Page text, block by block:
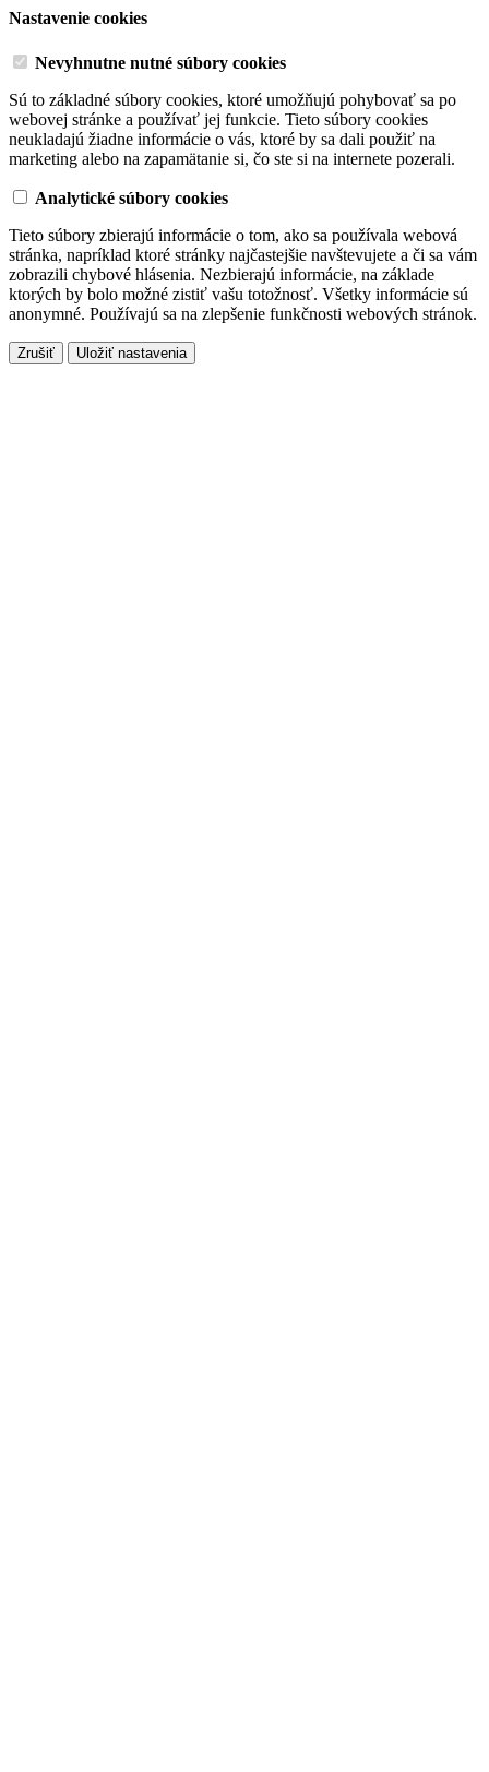
Nastavenie cookies
Nevyhnutne nutné súbory cookies
Sú to základné súbory cookies, ktoré umožňujú pohybovať sa po
webovej stránke a používať jej funkcie. Tieto súbory cookies
neukladajú žiadne informácie o vás, ktoré by sa dali použiť na
marketing alebo na zapamätanie si, čo ste si na internete pozerali.
Analytické súbory cookies
Tieto súbory zbierajú informácie o tom, ako sa používala webová
stránka, napríklad ktoré stránky najčastejšie navštevujete a či sa vám
zobrazili chybové hlásenia. Nezbierajú informácie, na základe
ktorých by bolo možné zistiť vašu totožnosť. Všetky informácie sú
anonymné. Používajú sa na zlepšenie funkčnosti webových stránok.
Zrušiť Uložiť nastavenia